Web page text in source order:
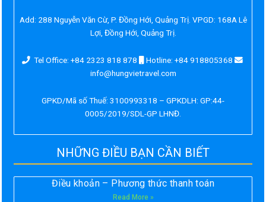
Add: 288 Nguyễn Văn Cừ, P. Đồng Hới, Quảng Trị. VPGD: 168A Lê
Lợi, Đồng Hới, Quảng Trị.
Tel Office: +84 2323 818 878
Hotline: +84 918805368
info@hungvietravel.com
GPKD/Mã số Thuế: 3100993318 – GPKDLH: GP:44-
0005/2019/SDL-GP LHNĐ.
NHỮNG ĐIỀU BẠN CẦN BIẾT
Điều khoản – Phương thức thanh toán
Read More »